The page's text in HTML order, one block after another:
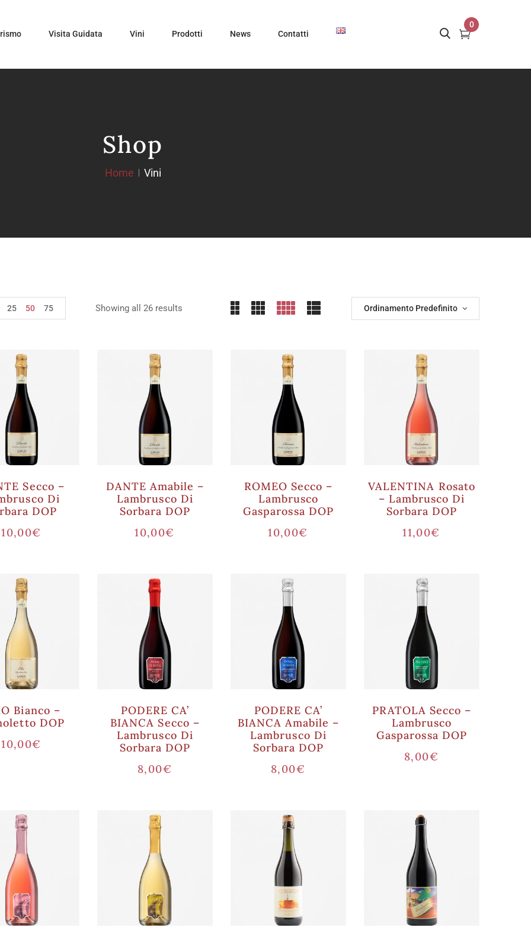
Visita Guidata Vini Prodotti News Contatti
0
Shop
Home Vini
Showing all 26 results Ordinamento Predefinito
25 50 75
Secco –
Di
DOP
10,00€
DANTE Amabile –
Lambrusco Di
Sorbara DOP
10,00€
ROMEO Secco –
Lambrusco
Gasparossa DOP
10,00€
VALENTINA Rosato
– Lambrusco Di
Sorbara DOP
11,00€
Bianco –
DOP
10,00€
PODERE CA’
BIANCA Secco –
Lambrusco Di
Sorbara DOP
8,00€
PODERE CA’
BIANCA Amabile –
Lambrusco Di
Sorbara DOP
8,00€
PRATOLA Secco –
Lambrusco
Gasparossa DOP
8,00€